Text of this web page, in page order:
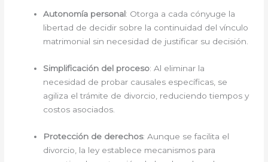
Autonomía personal: Otorga a cada cónyuge la
libertad de decidir sobre la continuidad del vínculo
matrimonial sin necesidad de justificar su decisión.
Simplificación del proceso: Al eliminar la
necesidad de probar causales específicas, se
agiliza el trámite de divorcio, reduciendo tiempos y
costos asociados.
Protección de derechos: Aunque se facilita el
divorcio, la ley establece mecanismos para